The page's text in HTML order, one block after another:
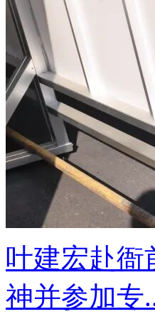
叶建宏赴衙
神并参加专